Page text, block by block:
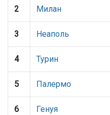
2 Милан
3 Неаполь
4 Турин
5 Палермо
6 Генуя